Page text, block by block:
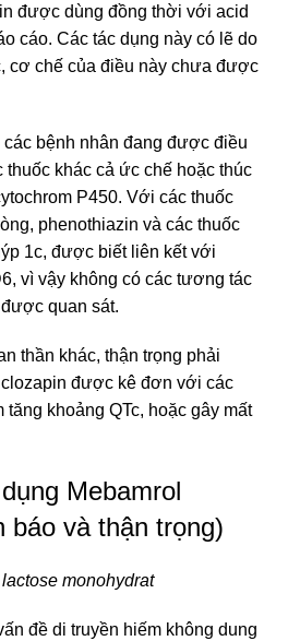
được dùng đồng thời với acid
cáo. Các tác dụng này có lẽ do
cơ chế của điều này chưa được
bệnh nhân đang được điều
khác cả ức chế hoặc thúc
P450. Với các thuốc
phenothiazin và các thuốc
1c, được biết liên kết với
vì vậy không có các tương tác
quan sát.
thần khác, thận trọng phải
được kê đơn với các
khoảng QTc, hoặc gây mất
Mebamrol
báo và thận trọng)
monohydrat
đề di truyền hiếm không dung